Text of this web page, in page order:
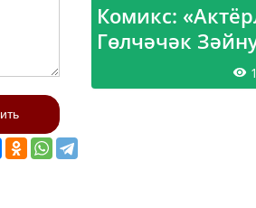
Комикс:
Гөлчәчәк